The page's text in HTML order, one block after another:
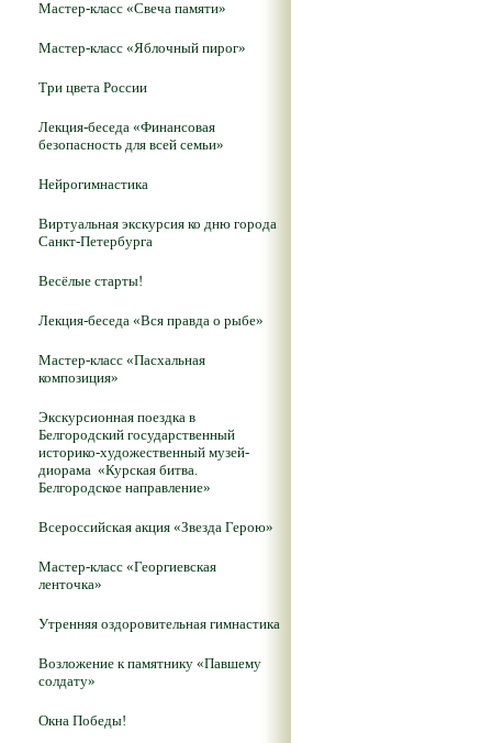
Мастер-класс «Свеча памяти»
Мастер-класс «Яблочный пирог»
Три цвета России
Лекция-беседа «Финансовая
безопасность для всей семьи»
Нейрогимнастика
Виртуальная экскурсия ко дню города
Санкт-Петербурга
Весёлые старты!
Лекция-беседа «Вся правда о рыбе»
Мастер-класс «Пасхальная
композиция»
Экскурсионная поездка в
Белгородский государственный
историко-художественный музей-
диорама «Курская битва.
Белгородское направление»
Всероссийская акция «Звезда Герою»
Мастер-класс «Георгиевская
ленточка»
Утренняя оздоровительная гимнастика
Возложение к памятнику «Павшему
солдату»
Окна Победы!